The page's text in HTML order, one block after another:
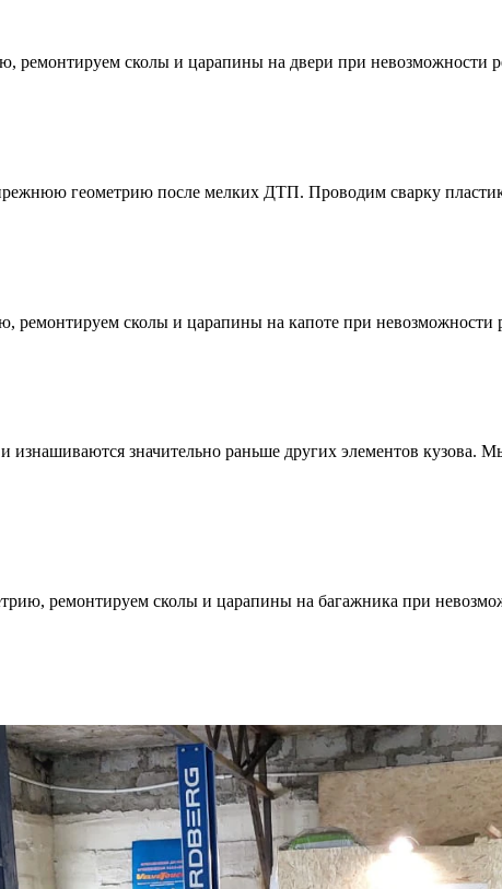
ремонтируем сколы и царапины на двери при невозможности
геометрию после мелких ДТП. Проводим сварку
ремонтируем сколы и царапины на капоте при невозможности
изнашиваются значительно раньше других элементов кузова.
ремонтируем сколы и царапины на багажника при